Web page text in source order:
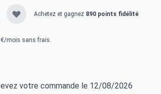
Achetez et gagnez 890 points fidélité
mois sans frais.
votre commande le 12/08/2026